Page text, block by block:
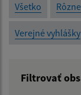
Všetko Rôzne
Verejné vyhlášky
Filtrovať